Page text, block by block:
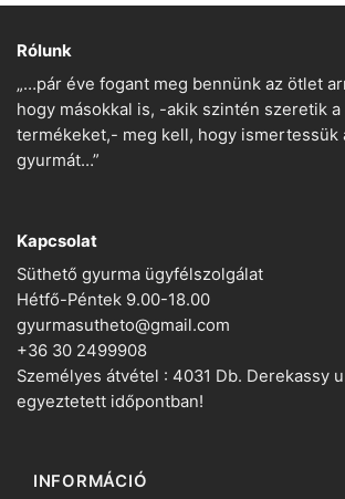
Rólunk
„…pár éve fogant meg bennünk az ötlet
hogy másokkal is, -akik szintén szeretik a
termékeket,- meg kell, hogy ismertessük
gyurmát…”
Kapcsolat
Süthető gyurma ügyfélszolgálat
Hétfő-Péntek 9.00-18.00
gyurmasutheto@gmail.com
+36 30 2499908
Személyes átvétel : 4031 Db. Derekassy
egyeztetett időpontban!
INFORMÁCIÓ